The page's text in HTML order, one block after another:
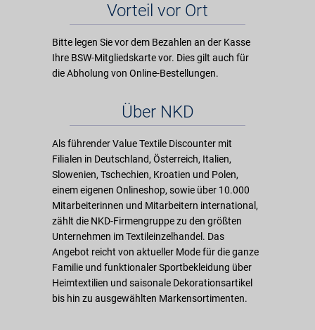
Vorteil vor Ort
Bitte legen Sie vor dem Bezahlen an der Kasse
Ihre BSW-Mitgliedskarte vor. Dies gilt auch für
die Abholung von Online-Bestellungen.
Über NKD
Als führender Value Textile Discounter mit
Filialen in Deutschland, Österreich, Italien,
Slowenien, Tschechien, Kroatien und Polen,
einem eigenen Onlineshop, sowie über 10.000
Mitarbeiterinnen und Mitarbeitern international,
zählt die NKD-Firmengruppe zu den größten
Unternehmen im Textileinzelhandel. Das
Angebot reicht von aktueller Mode für die ganze
Familie und funktionaler Sportbekleidung über
Heimtextilien und saisonale Dekorationsartikel
bis hin zu ausgewählten Markensortimenten.